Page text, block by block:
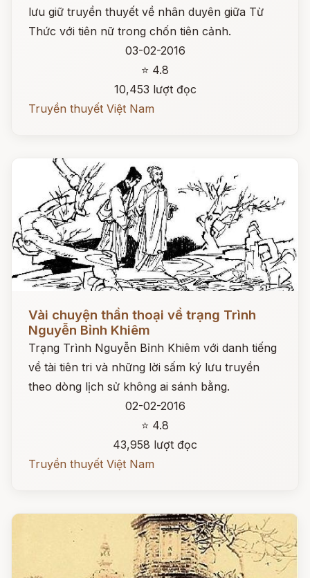
lưu giữ truyền thuyết về nhân duyên giữa Từ
Thức với tiên nữ trong chốn tiên cảnh.
03-02-2016
⭐ 4.8
10,453 lượt đọc
Truyền thuyết Việt Nam
Vài chuyện thần thoại về trạng Trình
Nguyễn Bỉnh Khiêm
Trạng Trình Nguyễn Bỉnh Khiêm với danh tiếng
về tài tiên tri và những lời sấm ký lưu truyền
theo dòng lịch sử không ai sánh bằng.
02-02-2016
⭐ 4.8
43,958 lượt đọc
Truyền thuyết Việt Nam